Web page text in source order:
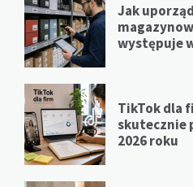
Jak
występuje
TikTok dla
skutecznie
2026 roku